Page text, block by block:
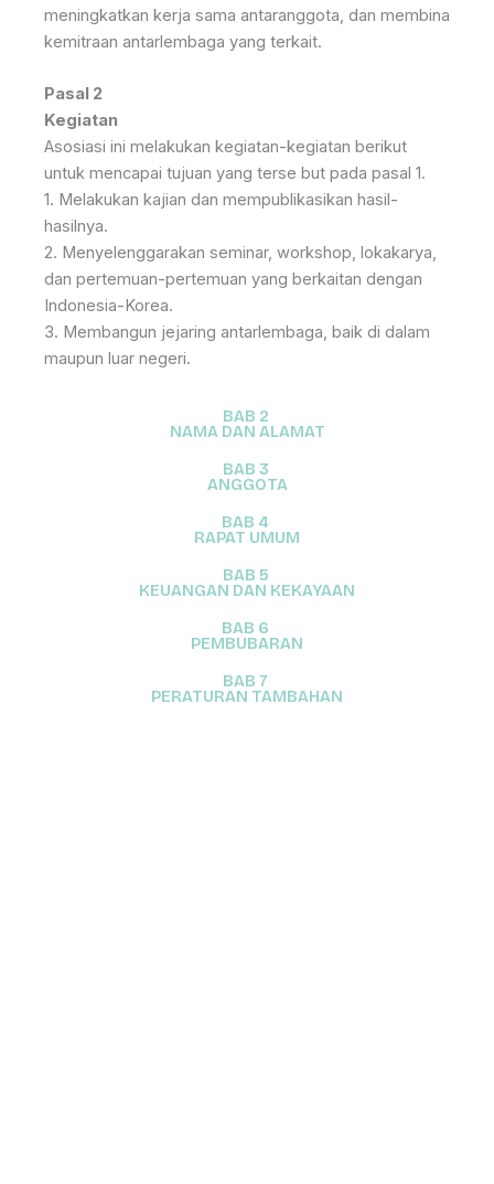
BAB 2
NAMA DAN ALAMAT
BAB 3
ANGGOTA
BAB 4
RAPAT UMUM
BAB 5
KEUANGAN DAN KEKAYAAN
BAB 6
PEMBUBARAN
BAB 7
PERATURAN TAMBAHAN
meningkatkan kerja sama antaranggota, dan membina
kemitraan antarlembaga yang terkait.
Pasal 2
Kegiatan
Asosiasi ini melakukan kegiatan-kegiatan berikut
untuk mencapai tujuan yang terse but pada pasal 1.
1. Melakukan kajian dan mempublikasikan hasil-
hasilnya.
2. Menyelenggarakan seminar, workshop, lokakarya,
dan pertemuan-pertemuan yang berkaitan dengan
Indonesia-Korea.
3. Membangun jejaring antarlembaga, baik di dalam
maupun luar negeri.